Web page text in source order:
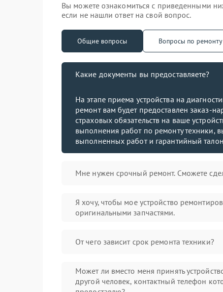
Вы можете ознакомиться с приведенными
если не нашли ответ на свой вопрос.
Общие вопросы Вопросы по
Какие документы вы предоставляете?
На этапе приема устройства на
ремонт вам будет предоставлен заказ-
страховых обязательств на ваше
выполнения работ по ремонту техники,
выполненных работ и гарантийный
Мне нужен срочный ремонт. Сможете
Я хочу, чтобы мое устройство
оригинальными запчастями.
От чего зависит срок ремонта техники?
Может ли вместо меня принять
другой человек, контактный телефон